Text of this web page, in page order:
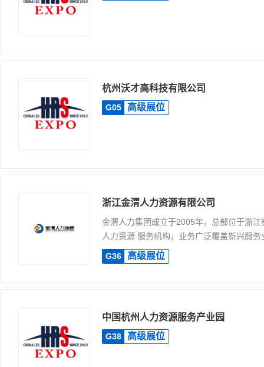
杭州沃才高科技有限公司
G05 高级展位
浙江金渭人力资源有限公司
金渭人力集团成立于2005年，总部位于浙江
人力资源 服务机构，业务广泛覆盖新兴服务
G36 高级展位
中国杭州人力资源服务产业园
G38 高级展位